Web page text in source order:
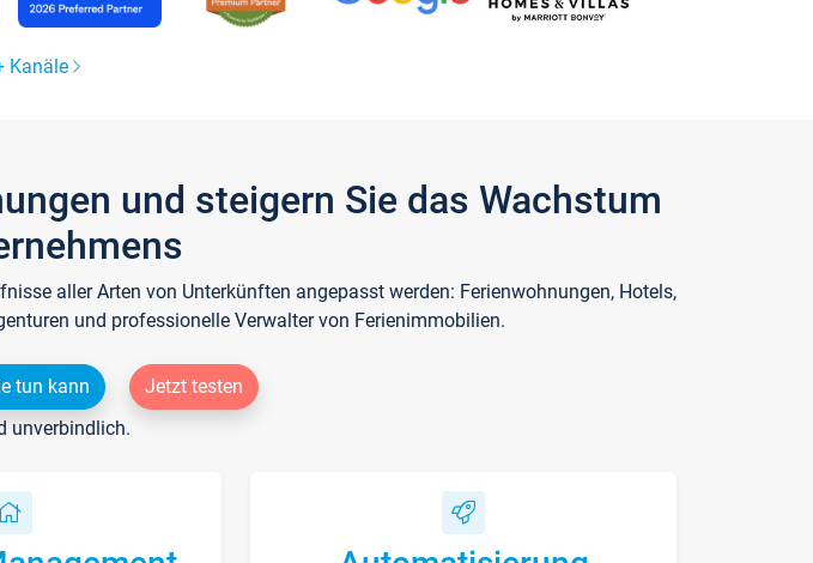
Kanäle
und steigern Sie das Wachstum
aller Arten von Unterkünften angepasst werden: Ferienwohnungen, Hotels,
und professionelle Verwalter von Ferienimmobilien.
tun kann
Jetzt testen
unverbindlich.